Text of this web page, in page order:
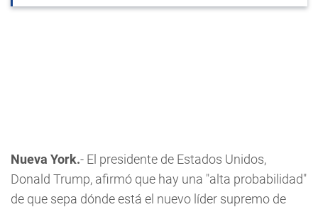
Nueva York.- El presidente de Estados Unidos,
Donald Trump, afirmó que hay una "alta probabilidad"
de que sepa dónde está el nuevo líder supremo de